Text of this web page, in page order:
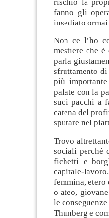
rischio la
fanno gli
insediato
Non ce l’ho
mestiere che è
parla
sfruttamento
più
palate con la
suoi pacchi a
catena del
sputare nel
Trovo
sociali perché
fichetti e
capitale-
femmina, etero
o ateo,
le
Thunberg e